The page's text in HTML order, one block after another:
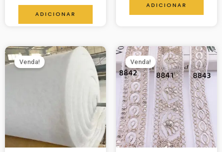
Avaliação
de
5
ADICIONAR
de
5
ADICIONAR
Venda! Venda!